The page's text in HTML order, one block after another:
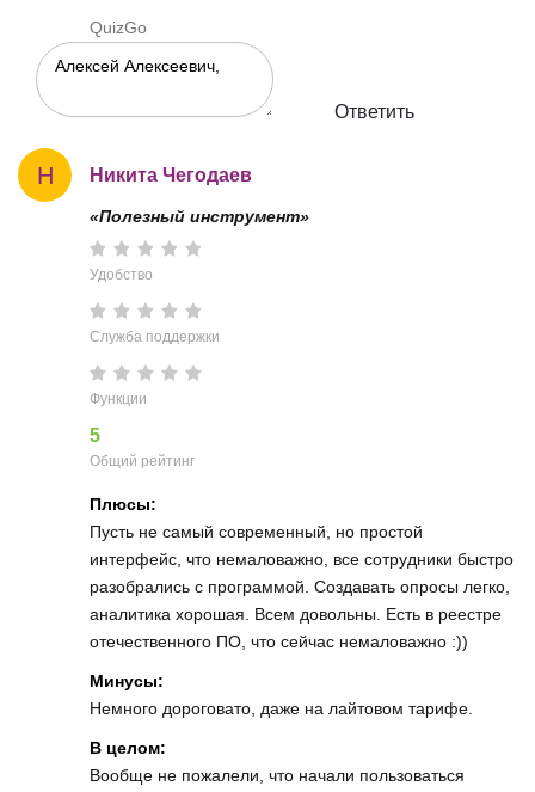
QuizGo
Ответить
Н Никита Чегодаев
«Полезный инструмент»
Удобство
Служба поддержки
Функции
5
Общий рейтинг
Плюсы:
Пусть не самый современный, но простой
интерфейс, что немаловажно, все сотрудники быстро
разобрались с программой. Создавать опросы легко,
аналитика хорошая. Всем довольны. Есть в реестре
отечественного ПО, что сейчас немаловажно :))
Минусы:
Немного дороговато, даже на лайтовом тарифе.
В целом:
Вообще не пожалели, что начали пользоваться